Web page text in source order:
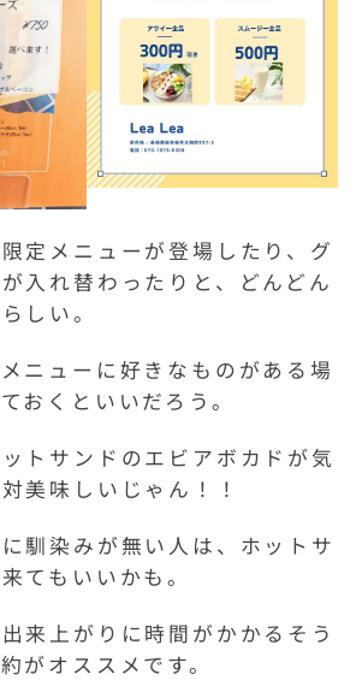
定メニューが登場したり、グ
入れ替わったりと、どんどん
しい。
ニューに好きなものがある場
おくといいだろう。
トサンドのエビアボカドが気
美味しいじゃん！！
馴染みが無い人は、ホットサ
てもいいかも。
来上がりに時間がかかるそう
がオススメです。